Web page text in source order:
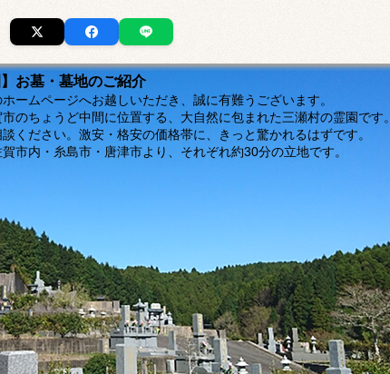
お墓・墓地のご紹介
ただき、誠に有難うございます。
のちょうど中間に位置する、大自然に包まれた三瀬村の霊園です。
価格帯に、きっと驚かれるはずです。
より、それぞれ約30分の立地です。